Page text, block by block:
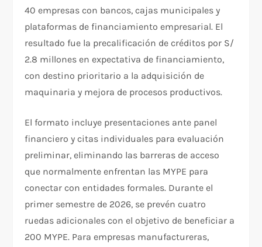
40 empresas con bancos, cajas municipales y
plataformas de financiamiento empresarial. El
resultado fue la precalificación de créditos por S/
2.8 millones en expectativa de financiamiento,
con destino prioritario a la adquisición de
maquinaria y mejora de procesos productivos.
El formato incluye presentaciones ante panel
financiero y citas individuales para evaluación
preliminar, eliminando las barreras de acceso
que normalmente enfrentan las MYPE para
conectar con entidades formales. Durante el
primer semestre de 2026, se prevén cuatro
ruedas adicionales con el objetivo de beneficiar a
200 MYPE. Para empresas manufactureras,